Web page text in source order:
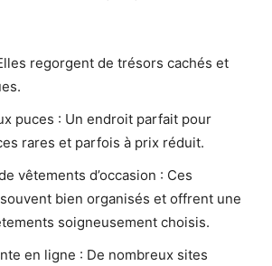
regorgent de trésors cachés et
puces : Un endroit parfait pour
rares et parfois à prix réduit.
vêtements d’occasion : Ces
bien organisés et offrent une
soigneusement choisis.
en ligne : De nombreux sites